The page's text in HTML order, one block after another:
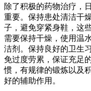
除了积极的药物治疗，
重要。保持患处清洁干
子，避免穿紧身鞋，这
需要保持干燥，使用温
洁剂。保持良好的卫生
免过度劳累，保证充足
惯，有规律的锻炼以及
好的辅助作用。